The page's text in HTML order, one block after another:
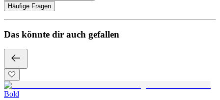
Häufige Fragen
Das könnte dir auch gefallen
Bold